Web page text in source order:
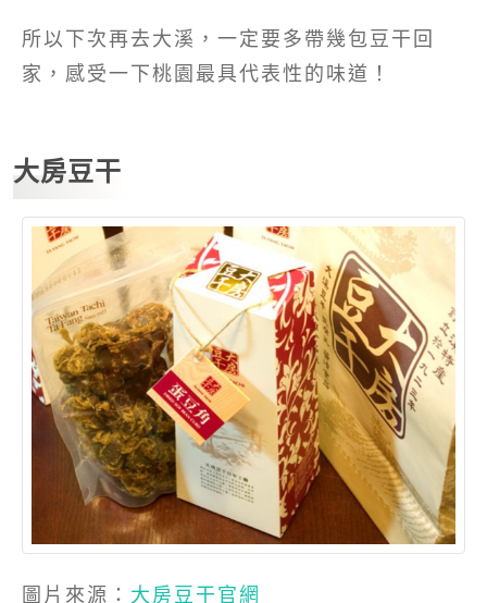
所以下次再去大溪，一定要多帶幾包豆干回
家，感受一下桃園最具代表性的味道！
大房豆干
圖片來源： 大房豆干官網